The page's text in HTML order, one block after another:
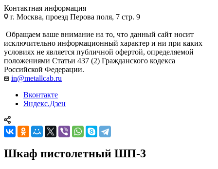
Контактная информация
г. Москва, проезд Перова поля, 7 стр. 9
Обращаем ваше внимание на то, что данный сайт носит
исключительно информационный характер и ни при каких
условиях не является публичной офертой, определяемой
положениями Статьи 437 (2) Гражданского кодекса
Российской Федерации.
in@metallcab.ru
Вконтакте
Яндекс.Дзен
Шкаф пистолетный ШП-3